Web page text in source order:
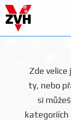
Zde
ty, nebo
si
kategoriích